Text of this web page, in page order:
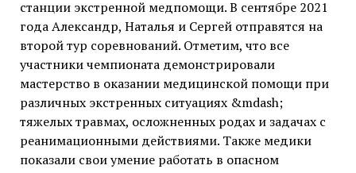
станции экстренной медпомощи. В сентябре 2021
года Александр, Наталья и Сергей отправятся на
второй тур соревнований. Отметим, что все
участники чемпионата демонстрировали
мастерство в оказании медицинской помощи при
различных экстренных ситуациях &mdash;
тяжелых травмах, осложненных родах и задачах с
реанимационными действиями. Также медики
показали свои умение работать в опасном